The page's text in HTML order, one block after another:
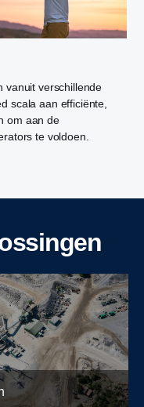
vanuit verschillende
scala aan efficiënte,
om aan de
te voldoen.